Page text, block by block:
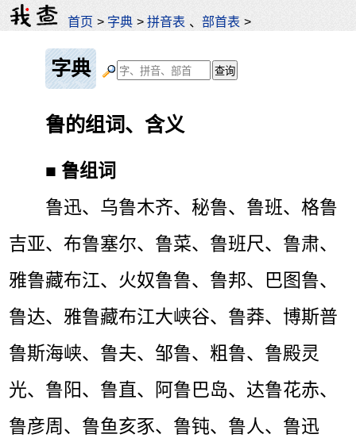
首页 > 字典 >拼音表 、部首表 >
字典
鲁的组词、含义
■鲁组词
鲁迅、乌鲁木齐、秘鲁、鲁班、格鲁
吉亚、布鲁塞尔、鲁菜、鲁班尺、鲁肃、
雅鲁藏布江、火奴鲁鲁、鲁邦、巴图鲁、
鲁达、雅鲁藏布江大峡谷、鲁莽、博斯普
鲁斯海峡、鲁夫、邹鲁、粗鲁、鲁殿灵
光、鲁阳、鲁直、阿鲁巴岛、达鲁花赤、
鲁彦周、鲁鱼亥豕、鲁钝、鲁人、鲁迅